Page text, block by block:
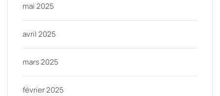
mai 2025
avril 2025
mars 2025
février 2025